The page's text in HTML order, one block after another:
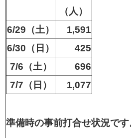
（人）
6/29（土）
1,591
6/30（日）
425
7/6（土）
696
7/7（日）
1,077
準備時の事前打合せ状況です